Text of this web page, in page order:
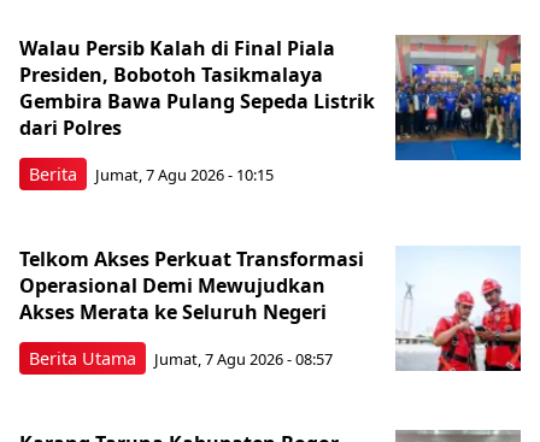
Berita
Walau Persib Kalah di Final Piala
Presiden, Bobotoh Tasikmalaya
Gembira Bawa Pulang Sepeda Listrik
dari Polres
Jumat, 7 Agu 2026 - 10:15
Berita Utama
Telkom Akses Perkuat Transformasi
Operasional Demi Mewujudkan
Akses Merata ke Seluruh Negeri
Jumat, 7 Agu 2026 - 08:57